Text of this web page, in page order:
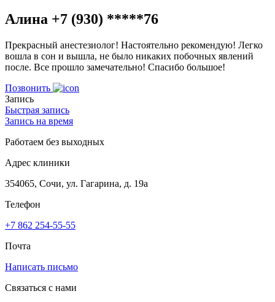
Алина +7 (930) *****76
Прекрасный анестезиолог! Настоятельно рекомендую! Легко
вошла в сон и вышла, не было никаких побочных явлений
после. Все прошло замечательно! Спасибо большое!
Позвонить
Запись
Быстрая запись
Запись на время
Работаем без выходных
Адрес клиники
354065, Сочи, ул. Гагарина, д. 19а
Телефон
+7 862 254-55-55
Почта
Написать письмо
Связаться с нами